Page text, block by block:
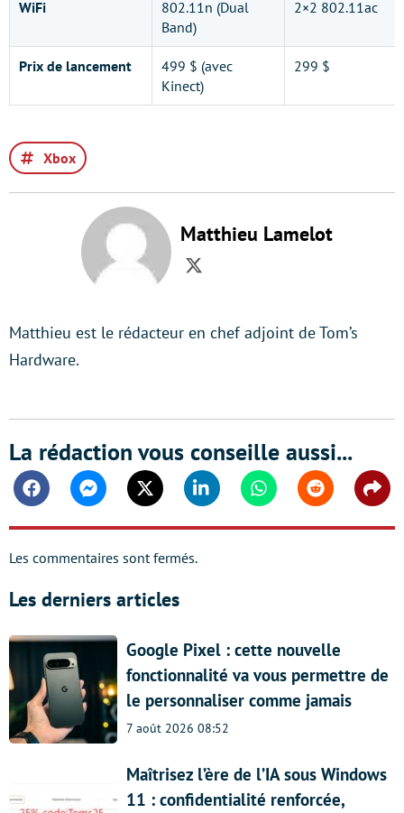
WiFi
802.11n (Dual
Band)
2×2 802.11ac
Prix de lancement
499 $ (avec
Kinect)
299 $
Xbox
Matthieu Lamelot
Twitter
Matthieu est le rédacteur en chef adjoint de Tom’s
Hardware.
La rédaction vous conseille aussi...
FacebookMessengerTwitter Linkedin WhatsappReddit
Les commentaires sont fermés.
Les derniers articles
Google Pixel : cette nouvelle
fonctionnalité va vous permettre de
le personnaliser comme jamais
7 août 2026 08:52
Maîtrisez l’ère de l’IA sous Windows
11 : confidentialité renforcée,